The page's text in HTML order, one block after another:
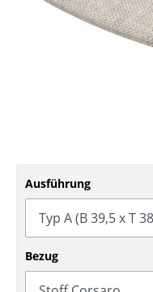
Hocker
Schaukelstühle
Bürodrehstühle
Konferenzstühle
Bürosessel
Ausführung
Bezug